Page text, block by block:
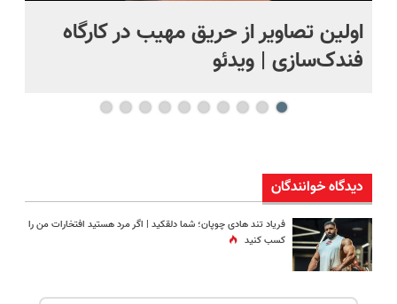
اولین تصاویر از حریق مهیب در کارگاه
فندک‌سازی | ویدئو
دیدگاه خوانندگان
فریاد تند هادی چوپان؛‌ شما دلقکید | اگر مرد هستید افتخارات من را
کسب کنید